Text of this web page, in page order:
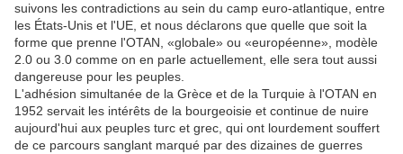
suivons les contradictions au sein du camp euro-atlantique, entre
les États-Unis et l'UE, et nous déclarons que quelle que soit la
forme que prenne l'OTAN, «globale» ou «européenne», modèle
2.0 ou 3.0 comme on en parle actuellement, elle sera tout aussi
dangereuse pour les peuples.
L'adhésion simultanée de la Grèce et de la Turquie à l'OTAN en
1952 servait les intérêts de la bourgeoisie et continue de nuire
aujourd'hui aux peuples turc et grec, qui ont lourdement souffert
de ce parcours sanglant marqué par des dizaines de guerres